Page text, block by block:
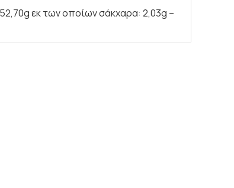
εκ των οποίων σάκχαρα: 2,03g –